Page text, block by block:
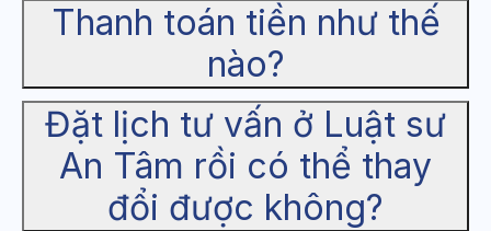
Thanh toán tiền như thế
nào?
Đặt lịch tư vấn ở Luật sư
An Tâm rồi có thể thay
đổi được không?